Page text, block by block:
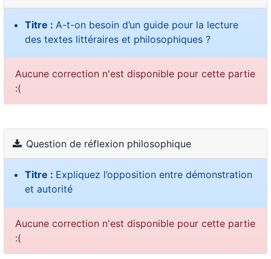
Titre : A-t-on besoin d’un guide pour la lecture
des textes littéraires et philosophiques ?
Aucune correction n'est disponible pour cette partie
:(
Question de réflexion philosophique
Titre : Expliquez l’opposition entre démonstration
et autorité
Aucune correction n'est disponible pour cette partie
:(